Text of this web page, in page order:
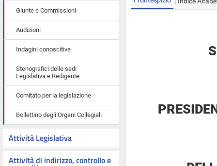
Giunte e Commissioni
Audizioni
Indagini conoscitive
Stenografici delle sedi
Legislativa e Redigente
Comitato per la legislazione
Bollettino degli Organi Collegiali
Attività Legislativa
Attività di indirizzo, controllo e